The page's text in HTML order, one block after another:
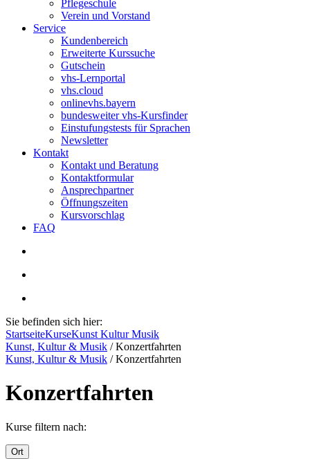
Pflegeschule
Verein und Vorstand
Service
Kundenbereich
Erweiterte Kurssuche
Gutschein
vhs-Lernportal
vhs.cloud
onlinevhs.bayern
bundesweiter vhs-Kursfinder
Einstufungstests für Sprachen
Newsletter
Kontakt
Kontakt und Beratung
Kontaktformular
Ansprechpartner
Öffnungszeiten
Kursvorschlag
FAQ
Sie befinden sich hier:
StartseiteKurseKunst Kultur Musik
Kunst, Kultur & Musik /Konzertfahrten
Kunst, Kultur & Musik /Konzertfahrten
Konzertfahrten
Kurse filtern nach:
Ort